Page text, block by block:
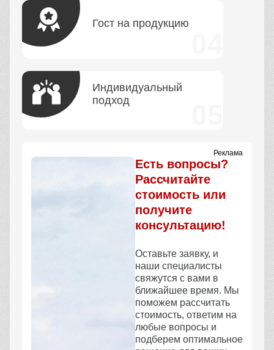
Гост на продукцию
Индивидуальный
подход
Реклама
Есть вопросы?
Рассчитайте
стоимость или
получите
консультацию!
Оставьте заявку, и
наши специалисты
свяжутся с вами в
ближайшее время. Мы
поможем рассчитать
стоимость, ответим на
любые вопросы и
подберем оптимальное